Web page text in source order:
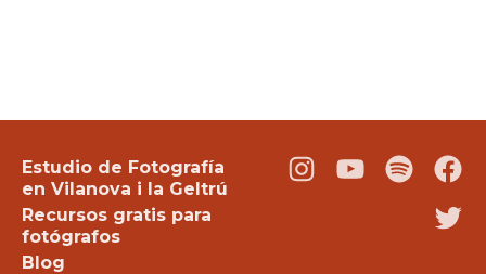
Estudio de Fotografía
en Vilanova i la Geltrú
Recursos gratis para
fotógrafos
Blog
Instagram
YoutubePodcast